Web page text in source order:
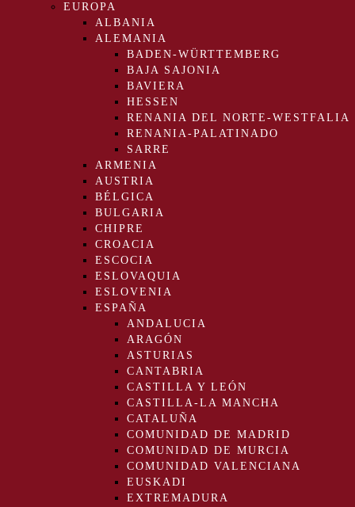
EUROPA
ALBANIA
ALEMANIA
BADEN-WÜRTTEMBERG
BAJA SAJONIA
BAVIERA
HESSEN
RENANIA DEL NORTE-WESTFALIA
RENANIA-PALATINADO
SARRE
ARMENIA
AUSTRIA
BÉLGICA
BULGARIA
CHIPRE
CROACIA
ESCOCIA
ESLOVAQUIA
ESLOVENIA
ESPAÑA
ANDALUCIA
ARAGÓN
ASTURIAS
CANTABRIA
CASTILLA Y LEÓN
CASTILLA-LA MANCHA
CATALUÑA
COMUNIDAD DE MADRID
COMUNIDAD DE MURCIA
COMUNIDAD VALENCIANA
EUSKADI
EXTREMADURA